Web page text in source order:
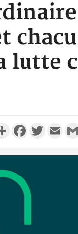
lutte
PartagerFacebookTwitterEmail